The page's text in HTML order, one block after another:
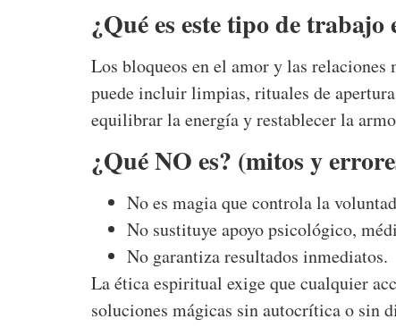
¿Qué es este tipo de
Los bloqueos en el amor y las
puede incluir limpias, rituales de
equilibrar la energía y restablecer la
¿Qué NO es? (mitos y
No es magia que controla la
No sustituye apoyo psicológico,
No garantiza resultados inmediatos.
La ética espiritual exige que cualquier
soluciones mágicas sin autocrítica o sin